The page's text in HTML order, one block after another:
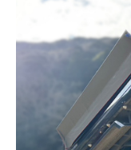
事業紹介
建設機械運搬
重量物運搬